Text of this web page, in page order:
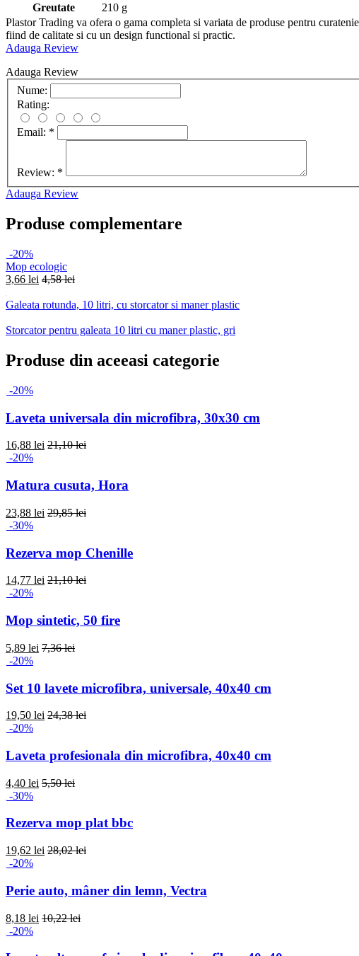
Greutate
210 g
Plastor Trading va ofera o gama completa si variata de produse pentru
fiind de calitate si cu un design functional si practic.
Adauga Review
Adauga Review
Nume:
Rating:
Email: *
Review: *
Adauga Review
Produse complementare
-20%
Mop ecologic
3,66 lei 4,58 lei
Galeata rotunda, 10 litri, cu storcator si maner plastic
Storcator pentru galeata 10 litri cu maner plastic, gri
Produse din aceeasi categorie
-20%
Laveta universala din microfibra, 30x30 cm
16,88 lei 21,10 lei
-20%
Matura cusuta, Hora
23,88 lei 29,85 lei
-30%
Rezerva mop Chenille
14,77 lei 21,10 lei
-20%
Mop sintetic, 50 fire
5,89 lei 7,36 lei
-20%
Set 10 lavete microfibra, universale, 40x40 cm
19,50 lei 24,38 lei
-20%
Laveta profesionala din microfibra, 40x40 cm
4,40 lei 5,50 lei
-30%
Rezerva mop plat bbc
19,62 lei 28,02 lei
-20%
Perie auto, mâner din lemn, Vectra
8,18 lei 10,22 lei
-20%